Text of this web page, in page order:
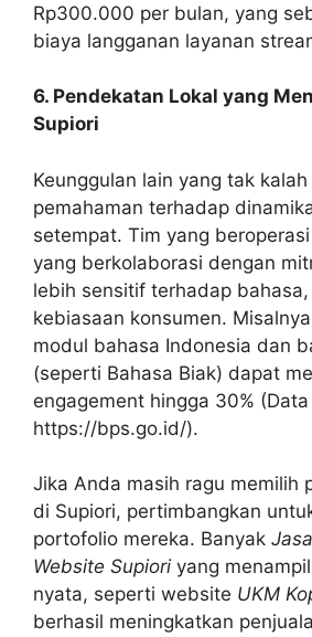
Rp300.000 per bulan, yang
biaya langganan layanan
6. Pendekatan Lokal yang
Supiori
Keunggulan lain yang tak
pemahaman terhadap
setempat. Tim yang
yang berkolaborasi dengan
lebih sensitif terhadap
kebiasaan konsumen.
modul bahasa Indonesia dan
(seperti Bahasa Biak) dapat
engagement hingga 30%
https://bps.go.id/).
Jika Anda masih ragu memilih
di Supiori, pertimbangkan
portofolio mereka. Banyak
Website Supiori yang
nyata, seperti website UKM
berhasil meningkatkan